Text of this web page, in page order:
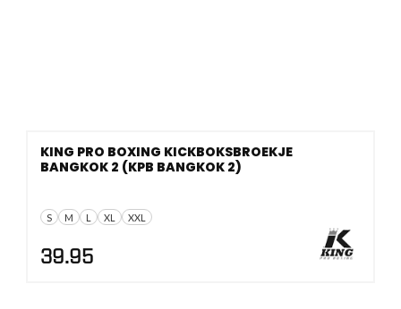
S M L XL XXL
KING PRO BOXING KICKBOKSBROEKJE
BANGKOK 2 (KPB BANGKOK 2)
39.95